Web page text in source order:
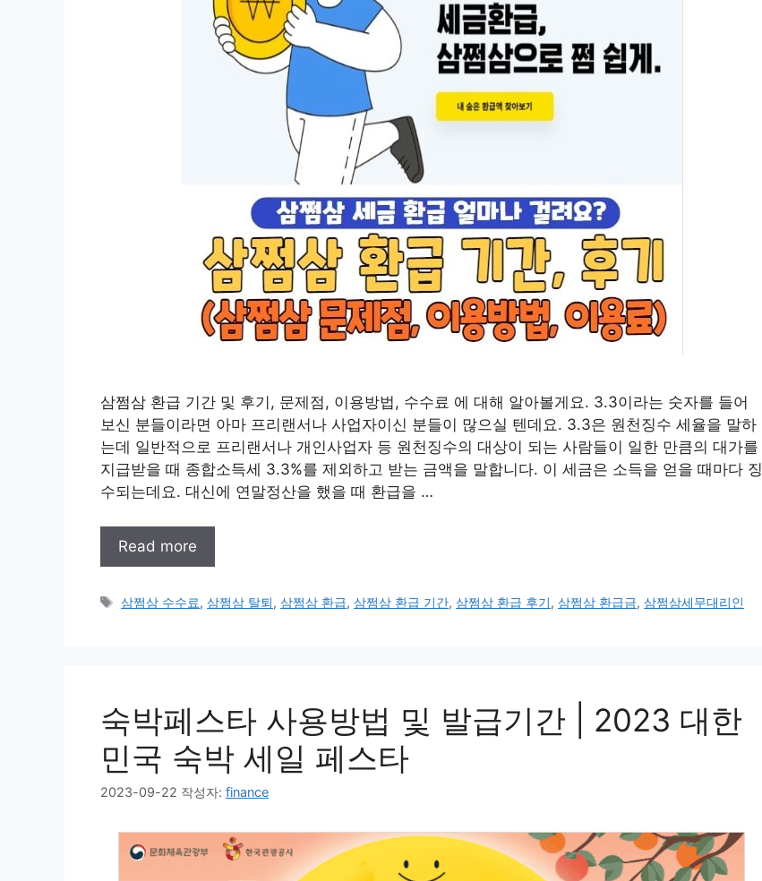
삼쩜삼 환급 기간 및 후기, 문제점, 이용방법, 수수료 에 대해 알아볼게요. 3.3이라는 숫자를 들어
보신 분들이라면 아마 프리랜서나 사업자이신 분들이 많으실 텐데요. 3.3은 원천징수 세율을 말하
는데 일반적으로 프리랜서나 개인사업자 등 원천징수의 대상이 되는 사람들이 일한 만큼의 대가를
지급받을 때 종합소득세 3.3%를 제외하고 받는 금액을 말합니다. 이 세금은 소득을 얻을 때마다 징
수되는데요. 대신에 연말정산을 했을 때 환급을 …
Read more
태
삼쩜삼 수수료,삼쩜삼 탈퇴,삼쩜삼 환급,삼쩜삼 환급 기간,삼쩜삼 환급 후기,삼쩜삼 환급금,삼쩜삼세무대리인
숙박페스타 사용방법 및 발급기간 | 2023 대한
민국 숙박 세일 페스타
2023-09-22 작성자: finance